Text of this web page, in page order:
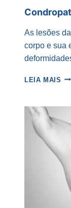
As lesões
corpo e sua
LEIA MAIS